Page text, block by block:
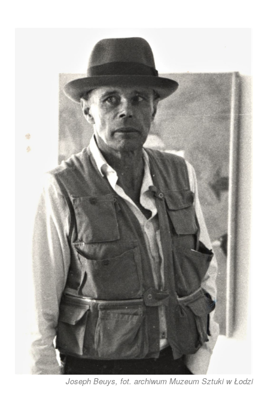
Joseph Beuys, fot. archiwum Muzeum Sztuki w Łodzi